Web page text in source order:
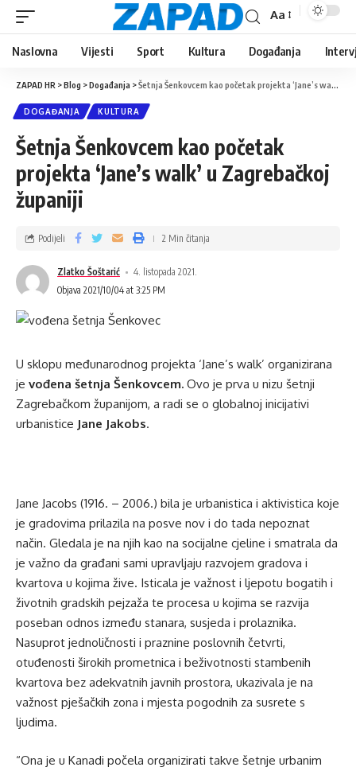
Aa
Naslovna Vijesti Sport Kultura Događanja
ZAPAD HR >Blog >Događanja >Šetnja Šenkovcem kao početak projekta ‘Jane’s walk’ u Zagrebačkoj županiji
DOGAĐANJA KULTURA
Šetnja Šenkovcem kao početak
projekta ‘Jane’s walk’ u Zagrebačkoj
županiji
Zlatko Šoštarić
4. listopada 2021.
Objava 2021/10/04 at 3:25 PM
Podijeli 2 Min čitanja
U sklopu međunarodnog projekta ‘Jane’s walk’ organizirana
je vođena šetnja Šenkovcem. Ovo je prva u nizu šetnji
Zagrebačkom županijom, a radi se o globalnoj inicijativi
urbanistice Jane Jakobs.
Jane Jacobs (1916. – 2006.) bila je urbanistica i aktivistica koje
je gradovima prilazila na posve nov i do tada nepoznat
način. Gledala je na njih kao na socijalne cjeline i smatrala da
je važno da građani sami upravljaju razvojem gradova i
kvartova u kojima žive. Isticala je važnost i ljepotu bogatih i
životnih gradskih pejzaža te procesa u kojima se razvija
poseban odnos između stanara, susjeda i prolaznika.
Nasuprot jednoličnosti i praznine poslovnih četvrti,
otuđenosti širokih prometnica i beživotnosti stambenih
kvartova bez adekvatnih javnih prostora, ukazivala je na
važnost pješačkih zona i mjesta pogodnih za susrete s
ljudima.
“Ona je u Kanadi počela organizirati takve šetnje urbanim